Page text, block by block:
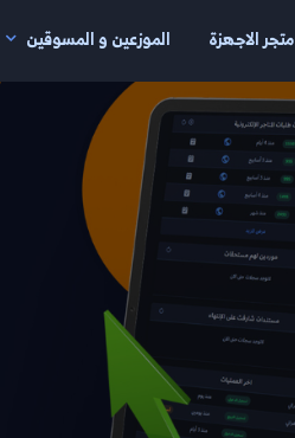
متجر الاجهزة الموزعين و المسوقين